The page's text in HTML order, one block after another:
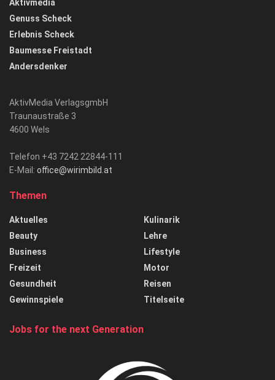
Aktivmedia
Genuss Scheck
Erlebnis Scheck
Baumesse Freistadt
Andersdenker
AktivMedia VerlagsgmbH
Traunaustraße 3
4600 Wels
Telefon +43 7242 22844-111
E-Mail: office@wirimbild.at
Themen
Aktuelles
Beauty
Business
Freizeit
Gesundheit
Gewinnspiele
Kulinarik
Lehre
Lifestyle
Motor
Reisen
Titelseite
Jobs for the next Generation